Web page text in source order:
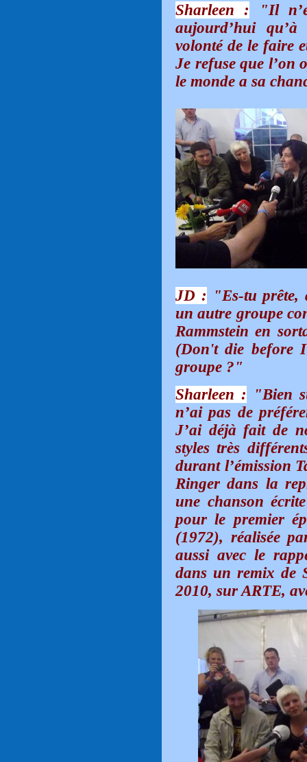
Sharleen : "Il
aujourd’hui
volonté de le faire
Je refuse que l’on
le monde a sa
JD : "Es-tu prête,
un autre groupe
Rammstein en
(Don't die before
groupe ?"
Sharleen : "Bien
n’ai pas de
J’ai déjà fait de
styles très
durant l’émission
Ringer dans la
une chanson
pour le premier
(1972), réalisée
aussi avec le
dans un remix de
2010, sur ARTE,